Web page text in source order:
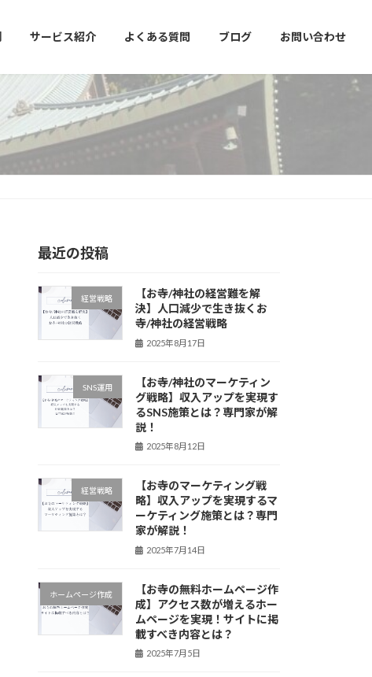
サービス紹介 よくある質問 ブログ お問い合わせ
最近の投稿
経営戦略
【お寺/神社の経営難を解
決】人口減少で生き抜くお
寺/神社の経営戦略
2025年8月17日
SNS運用
【お寺/神社のマーケティン
グ戦略】収入アップを実現す
るSNS施策とは？専門家が解
説！
2025年8月12日
経営戦略
【お寺のマーケティング戦
略】収入アップを実現するマ
ーケティング施策とは？専門
家が解説！
2025年7月14日
ホームページ作成
【お寺の無料ホームページ作
成】アクセス数が増えるホー
ムページを実現！サイトに掲
載すべき内容とは？
2025年7月5日